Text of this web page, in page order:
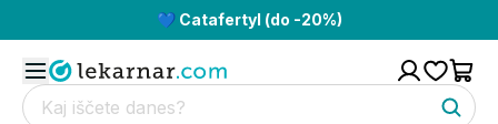
💙 Catafertyl (do -20%)